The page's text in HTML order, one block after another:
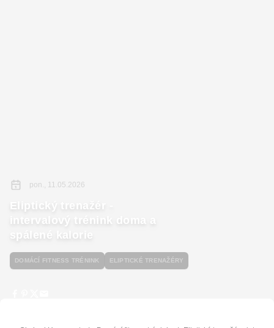
pon., 11.05.2026
Eliptický trenažér -
intervalový trénink doma a
spálené kalorie
DOMÁCÍ FITNESS TRÉNINK ELIPTICKÉ TRENAŽÉRY